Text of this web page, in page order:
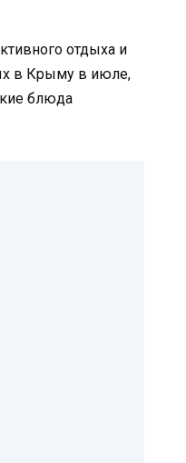
отдыха и
в Крыму в июле,
блюда